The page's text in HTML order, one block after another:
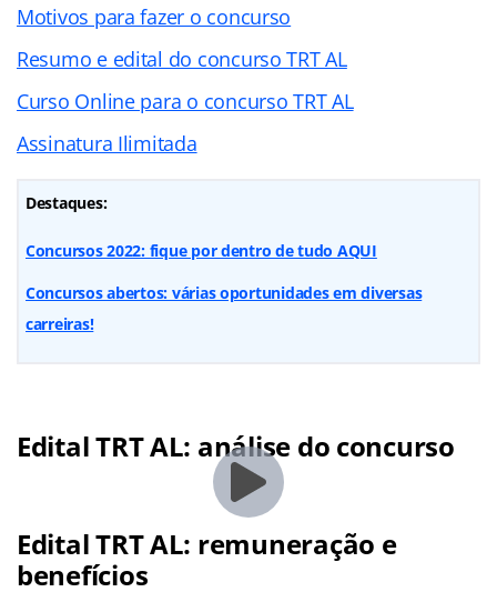
Motivos para fazer o concurso
Resumo e edital do concurso TRT AL
Curso Online para o concurso TRT AL
Assinatura Ilimitada
Destaques:
Concursos 2022: fique por dentro de tudo AQUI
Concursos abertos: várias oportunidades em diversas
carreiras!
Edital TRT AL: análise do concurso
Edital TRT AL: remuneração e
benefícios